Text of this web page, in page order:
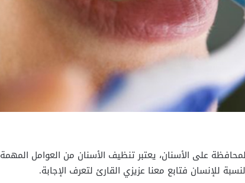
على الأسنان، يعتبر تنظيف الأسنان من العوامل المهمة
للإنسان فتابع معنا عزيزي القارئ لتعرف الإجابة.